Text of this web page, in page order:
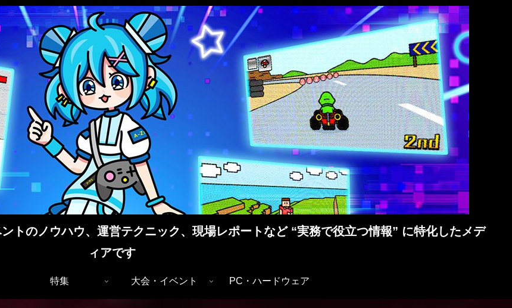
トのノウハウ、運営テクニック、現場レポートなど “実務で役立つ情報” に特化したメデ
ィアです
特集 大会・イベント PC・ハードウェア